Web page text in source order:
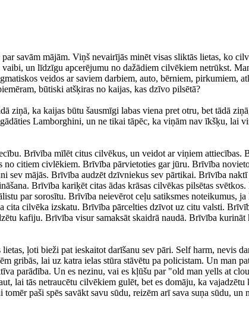
savām mājām. Viņš nevairījās minēt visas sliktās lietas, ko
un līdzīgu apcerējumu no dažādiem cilvēkiem netrūkst.
veidos ar saviem darbiem, auto, bērniem, pirkumiem,
būtiski atšķiras no kaijas, kas dzīvo pilsētā?
ka kaijas būtu šausmīgi labas viena pret otru, bet tādā
Lamborghini, un ne tikai tāpēc, ka viņām nav īkšķu, lai
Brīvība mīlēt citus cilvēkus, un veidot ar viņiem attiecības.
citiem civlēkiem. Brīvība pārvietoties gar jūru. Brīvība
sev mājās. Brīvība audzēt dzīvniekus sev pārtikai. Brīvība
Brīvība kariķēt citas ādas krāsas cilvēkas pilsētas
par sorosītu. Brīvība neievērot ceļu satiksmes noteikumus,
cilvēka izskatu. Brīvība pārcelties dzīvot uz citu valsti.
kafiju. Brīvība visur samaksāt skaidrā naudā. Brīvība
ļoti bieži pat ieskaitot darīšanu sev pāri. Self harm, nevis
gribās, lai uz katra ielas stūra stāvētu pa policistam. Un man
parādība. Un es nezinu, vai es kļūšu par "old man yells at
lai tās netraucētu cilvēkiem gulēt, bet es domāju, ka
paši spēs savākt savu sūdu, reizēm arī sava suņa sūdu,